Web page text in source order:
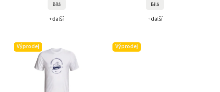
Bílá
+ další
Bílá
+ další
Výprodej Výprodej